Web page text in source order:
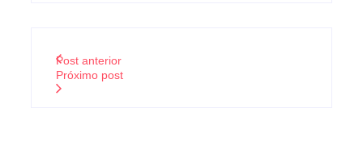
Post anterior
Próximo post